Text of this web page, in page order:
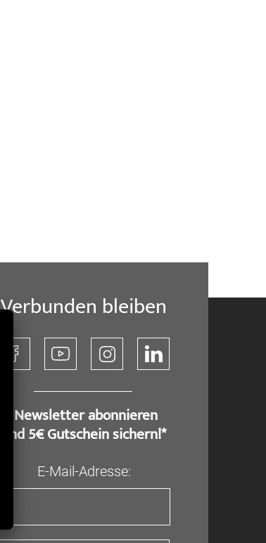
Verbunden bleiben
​ Newsletter abonnieren
und 5€ Gutschein sichern!*
E-Mail-Adresse: